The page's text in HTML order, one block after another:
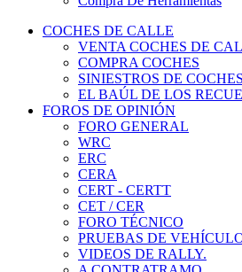
COCHES DE CALLE
VENTA COCHES DE
COMPRA COCHES
SINIESTROS DE
EL BAÚL DE LOS
FOROS DE OPINIÓN
FORO GENERAL
WRC
ERC
CERA
CERT - CERTT
CET / CER
FORO TÉCNICO
PRUEBAS DE
VIDEOS DE RALLY.
A CONTRATRAMO
TIENDA ONLINE